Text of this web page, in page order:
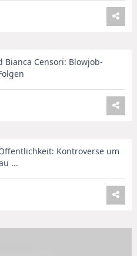
Bianca Censori: Blowjob-
Kontroverse um
...